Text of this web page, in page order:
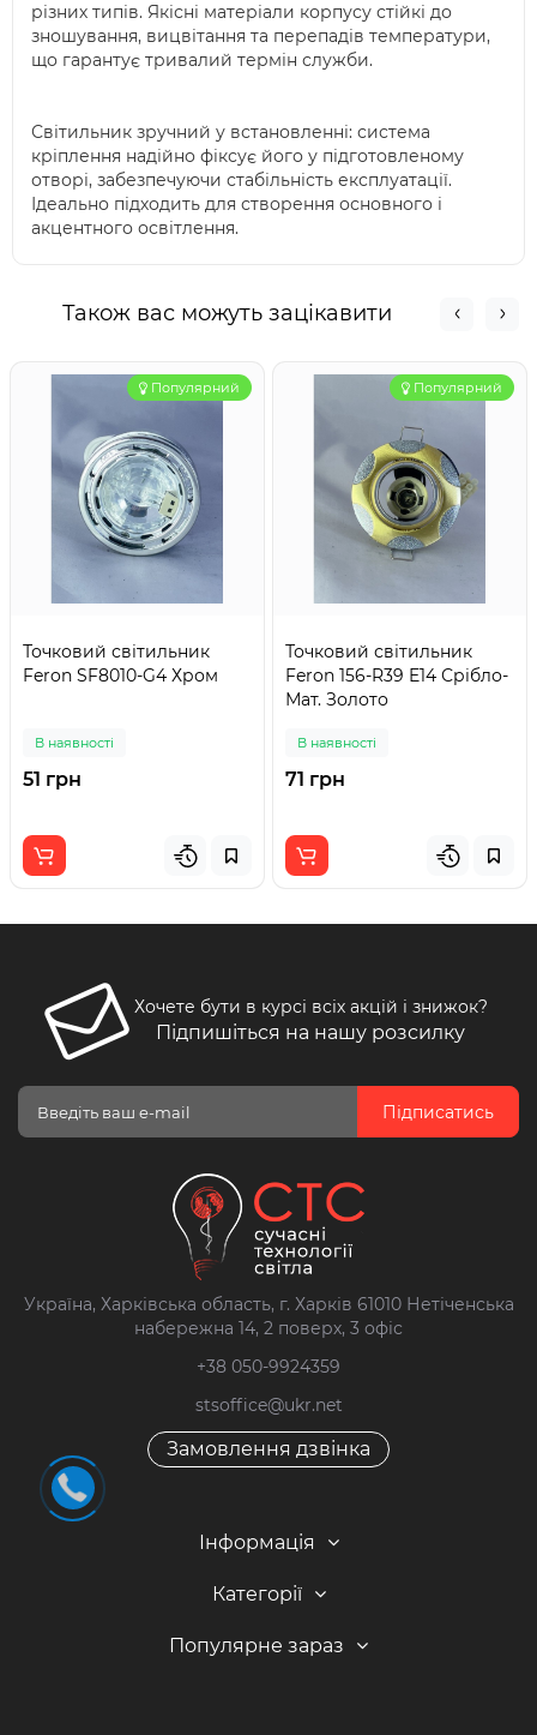
різних типів. Якісні матеріали корпусу стійкі до
зношування, вицвітання та перепадів температури,
що гарантує тривалий термін служби.
Світильник зручний у встановленні: система
кріплення надійно фіксує його у підготовленому
отворі, забезпечуючи стабільність експлуатації.
Ідеально підходить для створення основного і
акцентного освітлення.
Також вас можуть зацікавити
Популярний
Точковий світильник
Feron SF8010-G4 Хром
В наявності
51 грн
Популярний
Точковий світильник
Feron 156-R39 E14 Срібло-
Мат. Золото
В наявності
71 грн
Хочете бути в курсі всіх акцій і знижок?
Підпишіться на нашу розсилку
Підписатись
Україна, Харківська область, г. Харків 61010 Нетіченська
набережна 14, 2 поверх, 3 офіс
+38 050-9924359
stsoffice@ukr.net
Замовлення дзвінка
Інформація
Категорії
Популярне зараз